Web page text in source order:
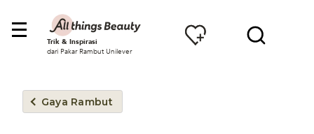
Trik & Inspirasi
dari Pakar Rambut Unilever
Gaya Rambut